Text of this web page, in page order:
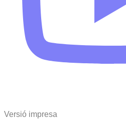
Versió impresa